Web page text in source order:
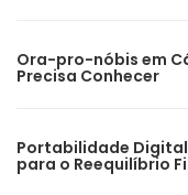
Ora-pro-nóbis em
Precisa Conhecer
Portabilidade
para o Reequilíbrio